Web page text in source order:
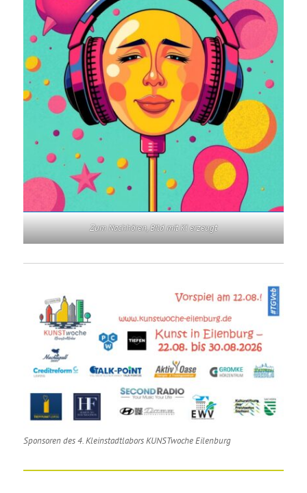
Zum Nachhören, Bild mit KI erzeugt
Sponsoren des 4. Kleinstadtlabors KUNSTwoche Eilenburg